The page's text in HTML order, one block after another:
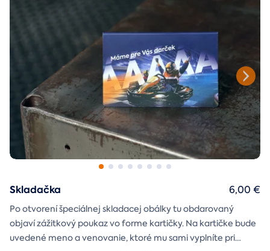
Skladačka
Po otvorení špeciálnej skladacej obálky tu obdarovaný
objaví zážitkový poukaz vo forme kartičky. Na kartičke bude
uvedené meno a venovanie, ktoré mu sami vyplníte pri
6,00 €